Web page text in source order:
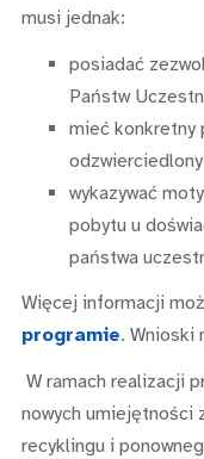
musi jednak:
posiadać
Państw
mieć konkretny
wykazywać
pobytu u
państwa
Więcej informacji
programie. Wnioski
W ramach realizacji
nowych umiejętności
recyklingu i